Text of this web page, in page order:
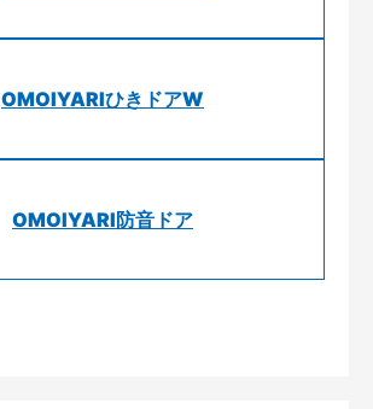
OMOIYARIひきドアW
OMOIYARI防音ドア